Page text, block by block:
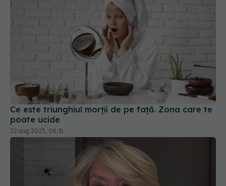
Ce este triunghiul morții de pe față. Zona care te
poate ucide
22 aug 2025, 08:31